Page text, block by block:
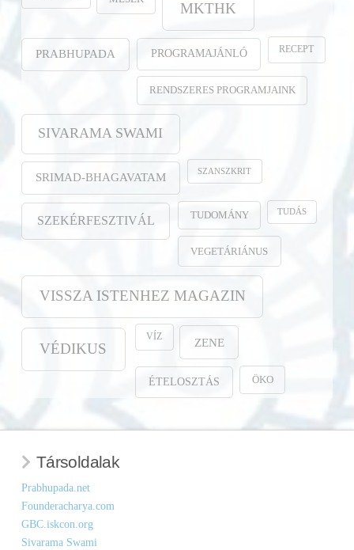
MKTHK
PRABHUPADA PROGRAMAJÁNLÓ RECEPT
RENDSZERES PROGRAMJAINK
SIVARAMA SWAMI
SRIMAD-BHAGAVATAM SZANSZKRIT
SZEKÉRFESZTIVÁL TUDOMÁNY TUDÁS
VEGETÁRIÁNUS
VISSZA ISTENHEZ MAGAZIN
VÉDIKUS
VÍZ ZENE
ÉTELOSZTÁS ÖKO
Társoldalak
Prabhupada.net
Founderacharya.com
GBC.iskcon.org
Sivarama Swami